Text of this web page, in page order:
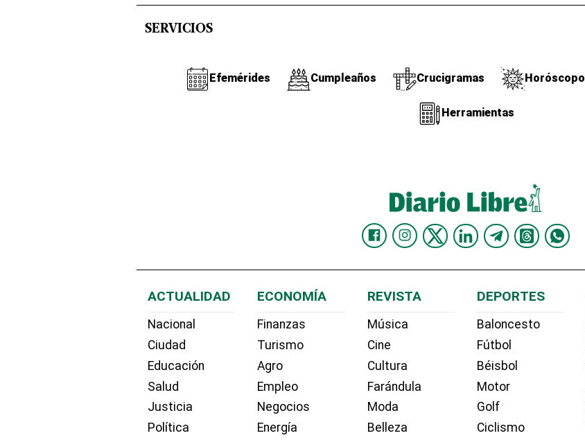
SERVICIOS
Efemérides Cumpleaños Crucigramas Horóscopo
Herramientas
ACTUALIDAD
Nacional
Ciudad
Educación
Salud
Justicia
Política
ECONOMÍA
Finanzas
Turismo
Agro
Empleo
Negocios
Energía
REVISTA
Música
Cine
Cultura
Farándula
Moda
Belleza
DEPORTES
Baloncesto
Fútbol
Béisbol
Motor
Golf
Ciclismo